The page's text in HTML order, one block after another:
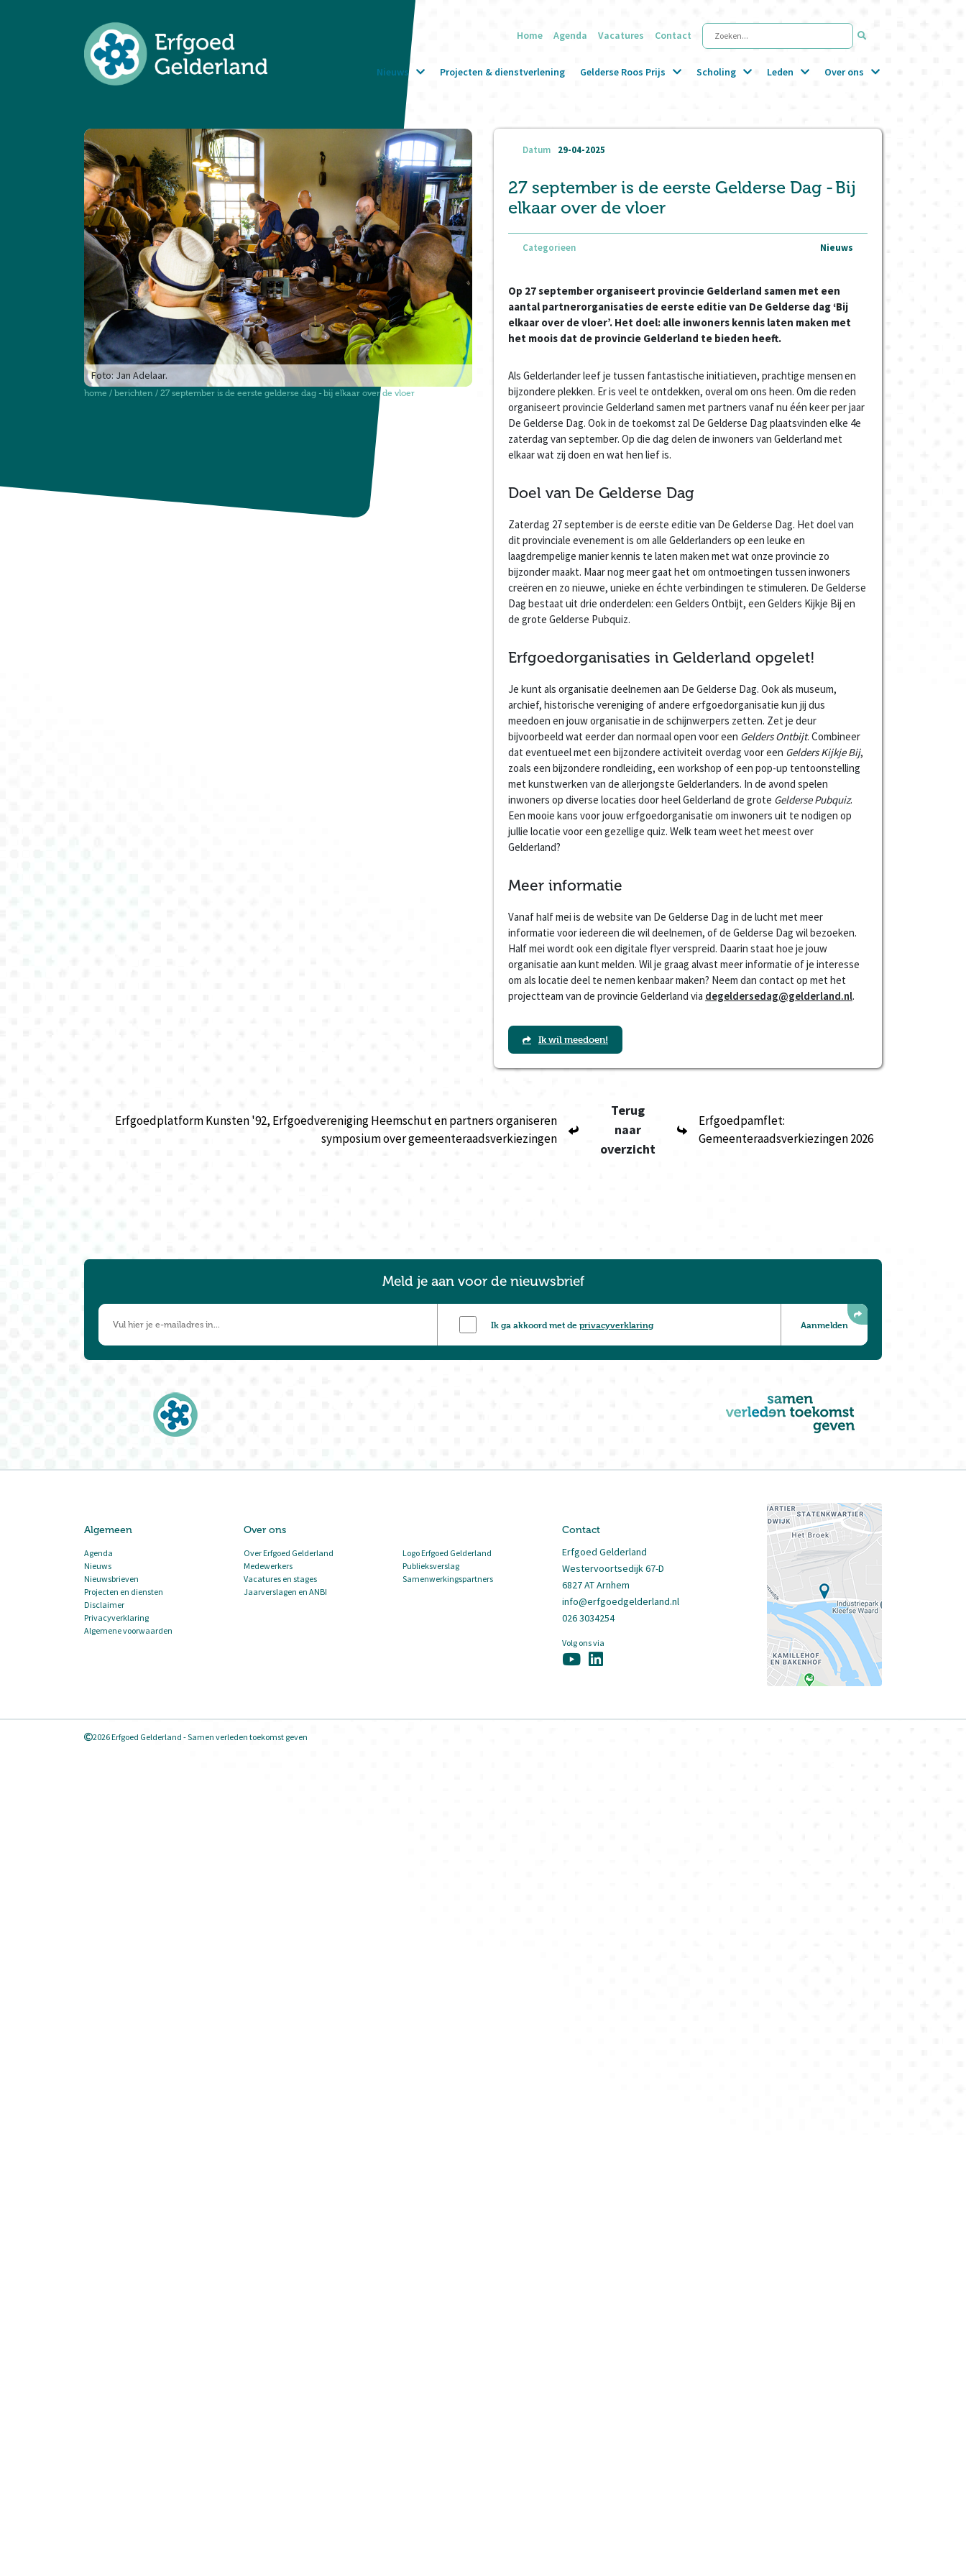
Home Agenda Vacatures Contact Zoeken...
Nieuws Projecten & dienstverlening Gelderse Roos Prijs Scholing Leden Over ons
Foto: Jan Adelaar.
home / berichten / 27 september is de eerste gelderse dag - bij elkaar over de vloer
Datum 29-04-2025
27 september is de eerste Gelderse Dag - Bij
elkaar over de vloer
Categorieen Nieuws
Op 27 september organiseert provincie Gelderland samen met een
aantal partnerorganisaties de eerste editie van De Gelderse dag ‘Bij
elkaar over de vloer’. Het doel: alle inwoners kennis laten maken met
het moois dat de provincie Gelderland te bieden heeft.
Als Gelderlander leef je tussen fantastische initiatieven, prachtige mensen en
bijzondere plekken. Er is veel te ontdekken, overal om ons heen. Om die reden
organiseert provincie Gelderland samen met partners vanaf nu één keer per jaar
De Gelderse Dag. Ook in de toekomst zal De Gelderse Dag plaatsvinden elke 4e
zaterdag van september. Op die dag delen de inwoners van Gelderland met
elkaar wat zij doen en wat hen lief is.
Doel van De Gelderse Dag
Zaterdag 27 september is de eerste editie van De Gelderse Dag. Het doel van
dit provinciale evenement is om alle Gelderlanders op een leuke en
laagdrempelige manier kennis te laten maken met wat onze provincie zo
bijzonder maakt. Maar nog meer gaat het om ontmoetingen tussen inwoners
creëren en zo nieuwe, unieke en échte verbindingen te stimuleren. De Gelderse
Dag bestaat uit drie onderdelen: een Gelders Ontbijt, een Gelders Kijkje Bij en
de grote Gelderse Pubquiz.
Erfgoedorganisaties in Gelderland opgelet!
Je kunt als organisatie deelnemen aan De Gelderse Dag. Ook als museum,
archief, historische vereniging of andere erfgoedorganisatie kun jij dus
meedoen en jouw organisatie in de schijnwerpers zetten. Zet je deur
bijvoorbeeld wat eerder dan normaal open voor een Gelders Ontbijt. Combineer
dat eventueel met een bijzondere activiteit overdag voor een Gelders Kijkje Bij,
zoals een bijzondere rondleiding, een workshop of een pop-up tentoonstelling
met kunstwerken van de allerjongste Gelderlanders. In de avond spelen
inwoners op diverse locaties door heel Gelderland de grote Gelderse Pubquiz.
Een mooie kans voor jouw erfgoedorganisatie om inwoners uit te nodigen op
jullie locatie voor een gezellige quiz. Welk team weet het meest over
Gelderland?
Meer informatie
Vanaf half mei is de website van De Gelderse Dag in de lucht met meer
informatie voor iedereen die wil deelnemen, of de Gelderse Dag wil bezoeken.
Half mei wordt ook een digitale flyer verspreid. Daarin staat hoe je jouw
organisatie aan kunt melden. Wil je graag alvast meer informatie of je interesse
om als locatie deel te nemen kenbaar maken? Neem dan contact op met het
projectteam van de provincie Gelderland via degeldersedag@gelderland.nl.
Ik wil meedoen!
Erfgoedplatform Kunsten '92, Erfgoedvereniging Heemschut en partners organiseren
symposium over gemeenteraadsverkiezingen
Terug
naar
overzicht
Erfgoedpamflet:
Gemeenteraadsverkiezingen 2026
Meld je aan voor de nieuwsbrief
Ik ga akkoord met deprivacyverklaring
Algemeen
Agenda
Nieuws
Nieuwsbrieven
Projecten en diensten
Disclaimer
Privacyverklaring
Algemene voorwaarden
Over ons
Over Erfgoed Gelderland
Medewerkers
Vacatures en stages
Jaarverslagen en ANBI
Logo Erfgoed Gelderland
Publieksverslag
Samenwerkingspartners
Contact
Erfgoed Gelderland
Westervoortsedijk 67-D
6827 AT Arnhem
info@erfgoedgelderland.nl
026 3034254
Volg ons via
2026 Erfgoed Gelderland - Samen verleden toekomst geven